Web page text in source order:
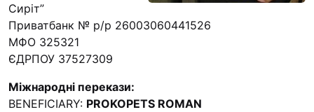
Сиріт”
Приватбанк № р/р 26003060441526
МФО 325321
ЄДРПОУ 37527309
Міжнародні перекази:
BENEFICIARY: PROKOPETS ROMAN